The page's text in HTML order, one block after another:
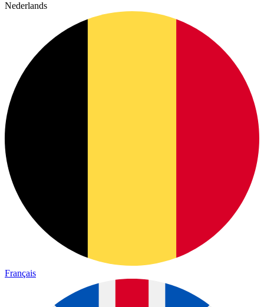
Nederlands
Français